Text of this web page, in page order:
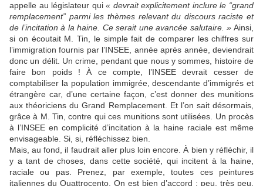
appelle au législateur qui« devrait explicitement inclure le “grand
remplacement” parmi les thèmes relevant du discours raciste et
de l’incitation à la haine. Ce serait une avancée salutaire. » Ainsi,
si on écoutait M. Tin, le simple fait de comparer les chiffres sur
l’immigration fournis par l’INSEE, année après année, deviendrait
donc un délit. Un crime, pendant que nous y sommes, histoire de
faire bon poids ! À ce compte, l’INSEE devrait cesser de
comptabiliser la population immigrée, descendante d’immigrés et
étrangère car, d’une certaine façon, c’est donner des munitions
aux théoriciens du Grand Remplacement. Et l’on sait désormais,
grâce à M. Tin, contre qui ces munitions sont utilisées. Un procès
à l’INSEE en complicité d’incitation à la haine raciale est même
envisageable. Si, si, réfléchissez bien.
Mais, au fond, il faudrait aller plus loin encore. À bien y réfléchir, il
y a tant de choses, dans cette société, qui incitent à la haine,
raciale ou pas. Prenez, par exemple, toutes ces peintures
italiennes du Quattrocento. On est bien d’accord : peu, très peu,